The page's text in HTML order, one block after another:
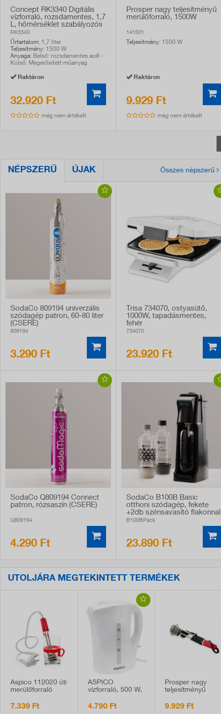
Concept RK3340 Digitális
vízforraló, rozsdamentes, 1,7
L, hőmérséklet szabályozós
RK3340
Űrtartalom: 1,7 liter
Teljesítmény: 1500 W
Anyaga: Belső: rozsdamentes acél -
Külső: Megerősített műanyag
Raktáron
32.920 Ft
még nem értékelt
Prosper nagy teljesítményű
merülőforraló, 1500W
141501
Teljesítmény: 1500 W
Raktáron
9.929 Ft
még nem értékelt
NÉPSZERŰ ÚJAK Összes népszerű
SodaCo 809194 univerzális
szódagép patron, 60-80 liter
(CSERE)
809194
3.290 Ft
Trisa 734070, ostyasütő,
1000W, tapadásmentes,
fehér
734070
23.920 Ft
SodaCo Q809194 Connect
patron, rózsaszín (CSERE)
Q809194
4.290 Ft
SodaCo B100B Basic
otthoni szódagép, fekete
+2db szénsavasító flakonnal
B100BPack
23.890 Ft
UTOLJÁRA MEGTEKINTETT TERMÉKEK
Aspico 112020 úti
merülőforraló
edzett
7.339 Ft
ASPICO
vízforraló, 500 W,
4.790 Ft
Prosper nagy
teljesítményű
1500W
9.929 Ft